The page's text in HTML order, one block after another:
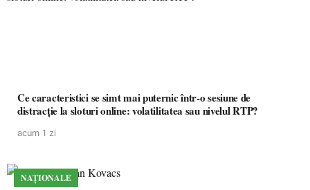
Ce caracteristici se simt mai puternic într-o sesiune de
distracție la sloturi online: volatilitatea sau nivelul RTP?
acum 1 zi
NAȚIONALE